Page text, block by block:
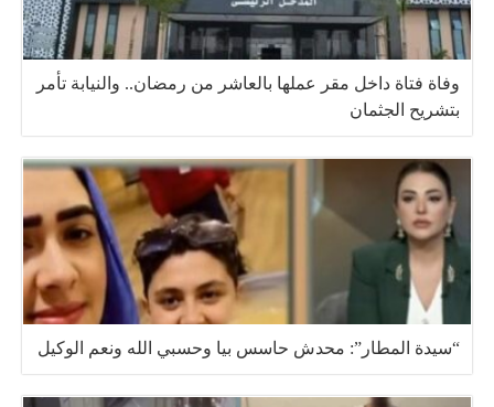
وفاة فتاة داخل مقر عملها بالعاشر من رمضان.. والنيابة تأمر
بتشريح الجثمان
“سيدة المطار”: محدش حاسس بيا وحسبي الله ونعم الوكيل